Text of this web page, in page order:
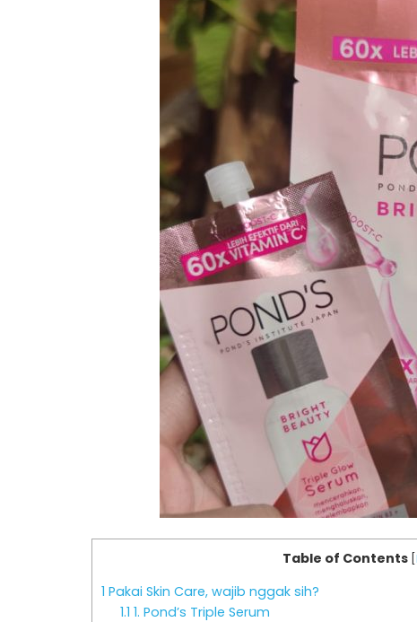
Table of Contents
1 Pakai Skin Care, wajib nggak sih?
1.1 1. Pond’s Triple Serum